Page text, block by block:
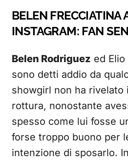
BELEN FRECCIATINA
INSTAGRAM: FAN
Belen Rodriguez ed
sono detti addio da
showgirl non ha rivelato
rottura, nonostante
spesso come lui fosse
forse troppo buono per
intenzione di sposarlo.